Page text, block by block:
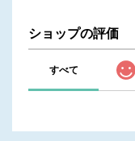
ショップの評価
すべて